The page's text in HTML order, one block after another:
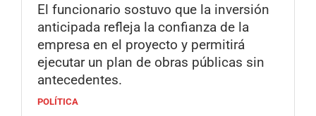
El funcionario sostuvo que la inversión
anticipada refleja la confianza de la
empresa en el proyecto y permitirá
ejecutar un plan de obras públicas sin
antecedentes.
POLÍTICA